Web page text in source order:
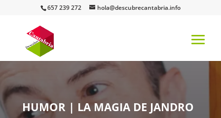
657 239 272 hola@descubrecantabria.info
HUMOR | LA MAGIA DE JANDRO